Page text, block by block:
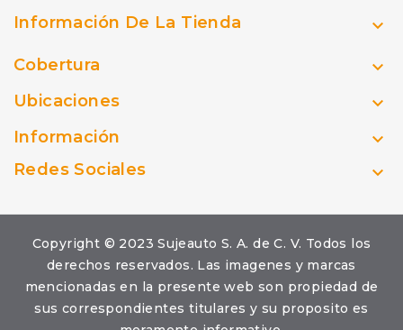
Información De La Tienda 
Cobertura 
Ubicaciones 
Información 
Redes Sociales 
Copyright © 2023 Sujeauto S. A. de C. V. Todos los
derechos reservados. Las imagenes y marcas
mencionadas en la presente web son propiedad de
sus correspondientes titulares y su proposito es